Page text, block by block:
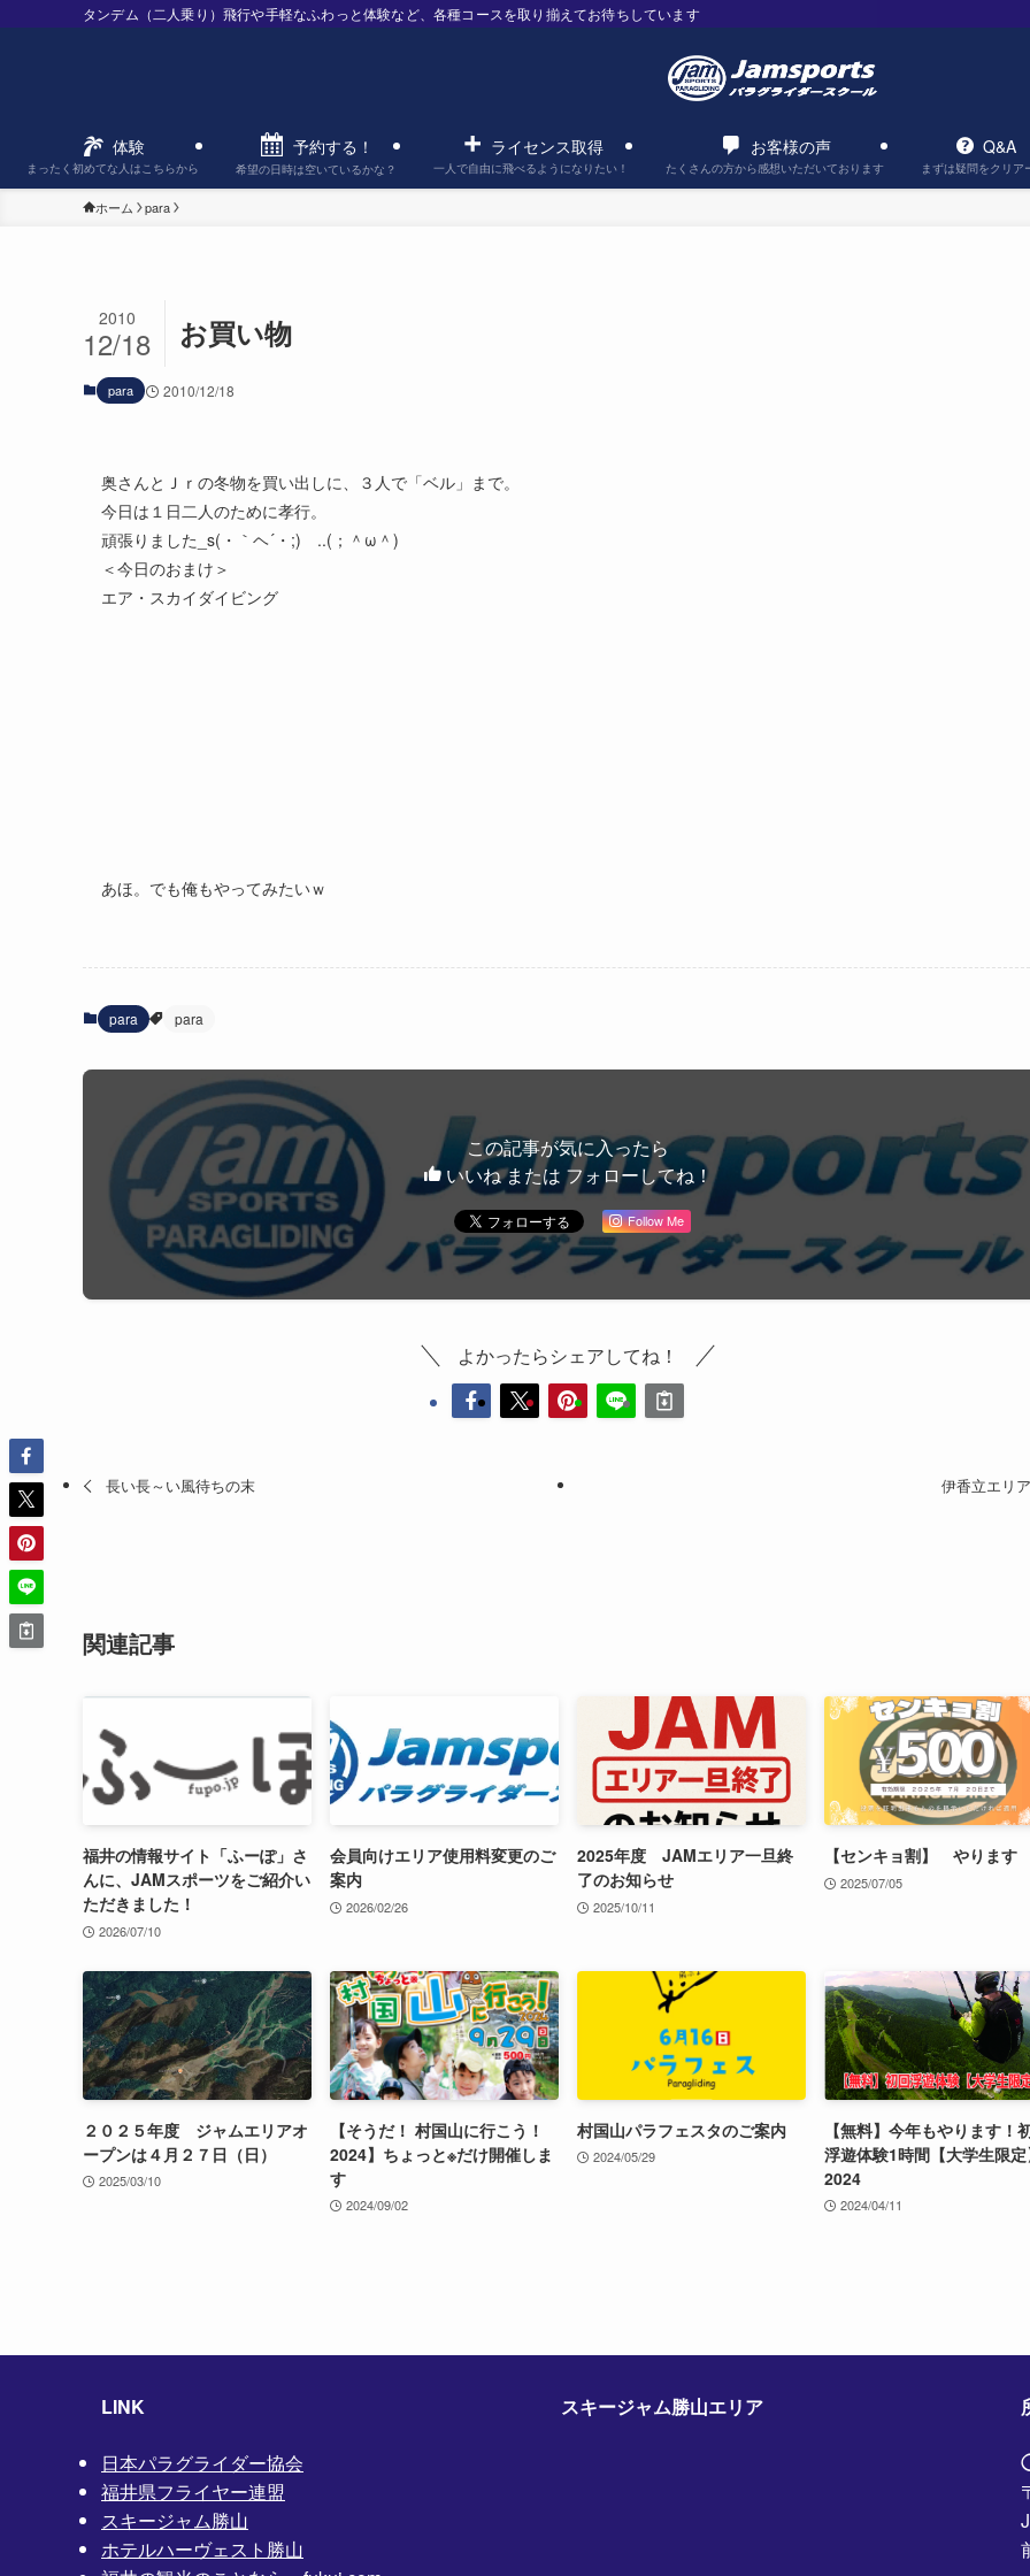
タンデム（二人乗り）飛行や手軽なふわっと体験など、各種コースを取り揃えてお待ちしています
体験
まったく初めてな人はこちらから
予約する！
希望の日時は空いているかな？
ライセンス取得
一人で自由に飛べるようになりたい！
お客様の声
たくさんの方から感想いただいております
Q&A
まずは疑問をクリア
ホーム para
お買い物
2010
12/18
para 2010/12/18
奥さんとＪｒの冬物を買い出しに、３人で「ベル」まで。
今日は１日二人のために孝行。
頑張りました_s(・｀ヘ´・;)ゞ..(；＾ω＾)
＜今日のおまけ＞
エア・スカイダイビング
あほ。でも俺もやってみたいｗ
para para
この記事が気に入ったら
いいね または フォローしてね！
Follow Me
よかったらシェアしてね！
長い長～い風待ちの末 伊香立エリア
関連記事
福井の情報サイト「ふーぽ」さ
んに、JAMスポーツをご紹介い
ただきました！
2026/07/10
会員向けエリア使用料変更のご
案内
2026/02/26
2025年度 JAMエリア一旦終
了のお知らせ
2025/10/11
【センキョ割】 やります
2025/07/05
２０２５年度 ジャムエリアオ
ープンは４月２７日（日）
2025/03/10
【そうだ！ 村国山に行こう！
2024】ちょっと※だけ開催しま
す
2024/09/02
村国山パラフェスタのご案内
2024/05/29
【無料】今年もやります！
浮遊体験1時間【大学生限
2024
2024/04/11
LINK
日本パラグライダー協会
福井県フライヤー連盟
スキージャム勝山
ホテルハーヴェスト勝山
スキージャム勝山エリア